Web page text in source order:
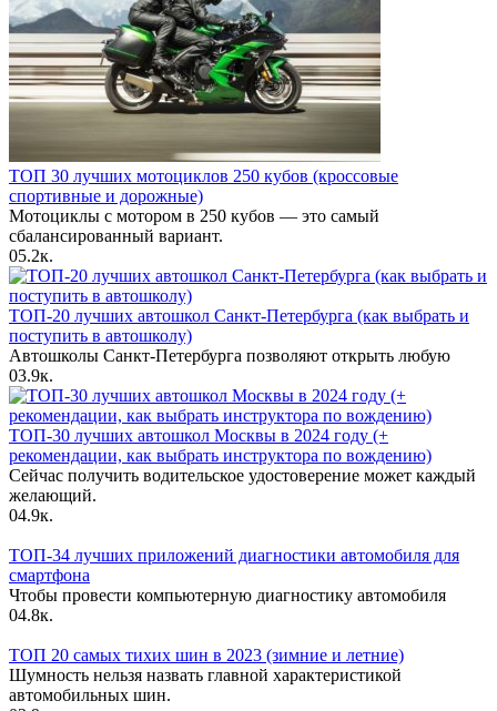
ТОП 30 лучших мотоциклов 250 кубов (кроссовые
спортивные и дорожные)
Мотоциклы с мотором в 250 кубов — это самый
сбалансированный вариант.
05.2к.
ТОП-20 лучших автошкол Санкт-Петербурга (как выбрать и
поступить в автошколу)
Автошколы Санкт-Петербурга позволяют открыть любую
03.9к.
ТОП-30 лучших автошкол Москвы в 2024 году (+
рекомендации, как выбрать инструктора по вождению)
Сейчас получить водительское удостоверение может каждый
желающий.
04.9к.
ТОП-34 лучших приложений диагностики автомобиля для
смартфона
Чтобы провести компьютерную диагностику автомобиля
04.8к.
ТОП 20 самых тихих шин в 2023 (зимние и летние)
Шумность нельзя назвать главной характеристикой
автомобильных шин.